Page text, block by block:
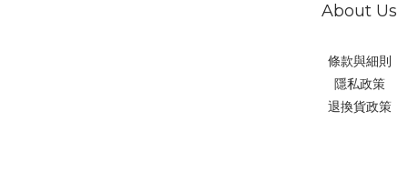
About Us
條款與細則
隱私政策
退換貨政策